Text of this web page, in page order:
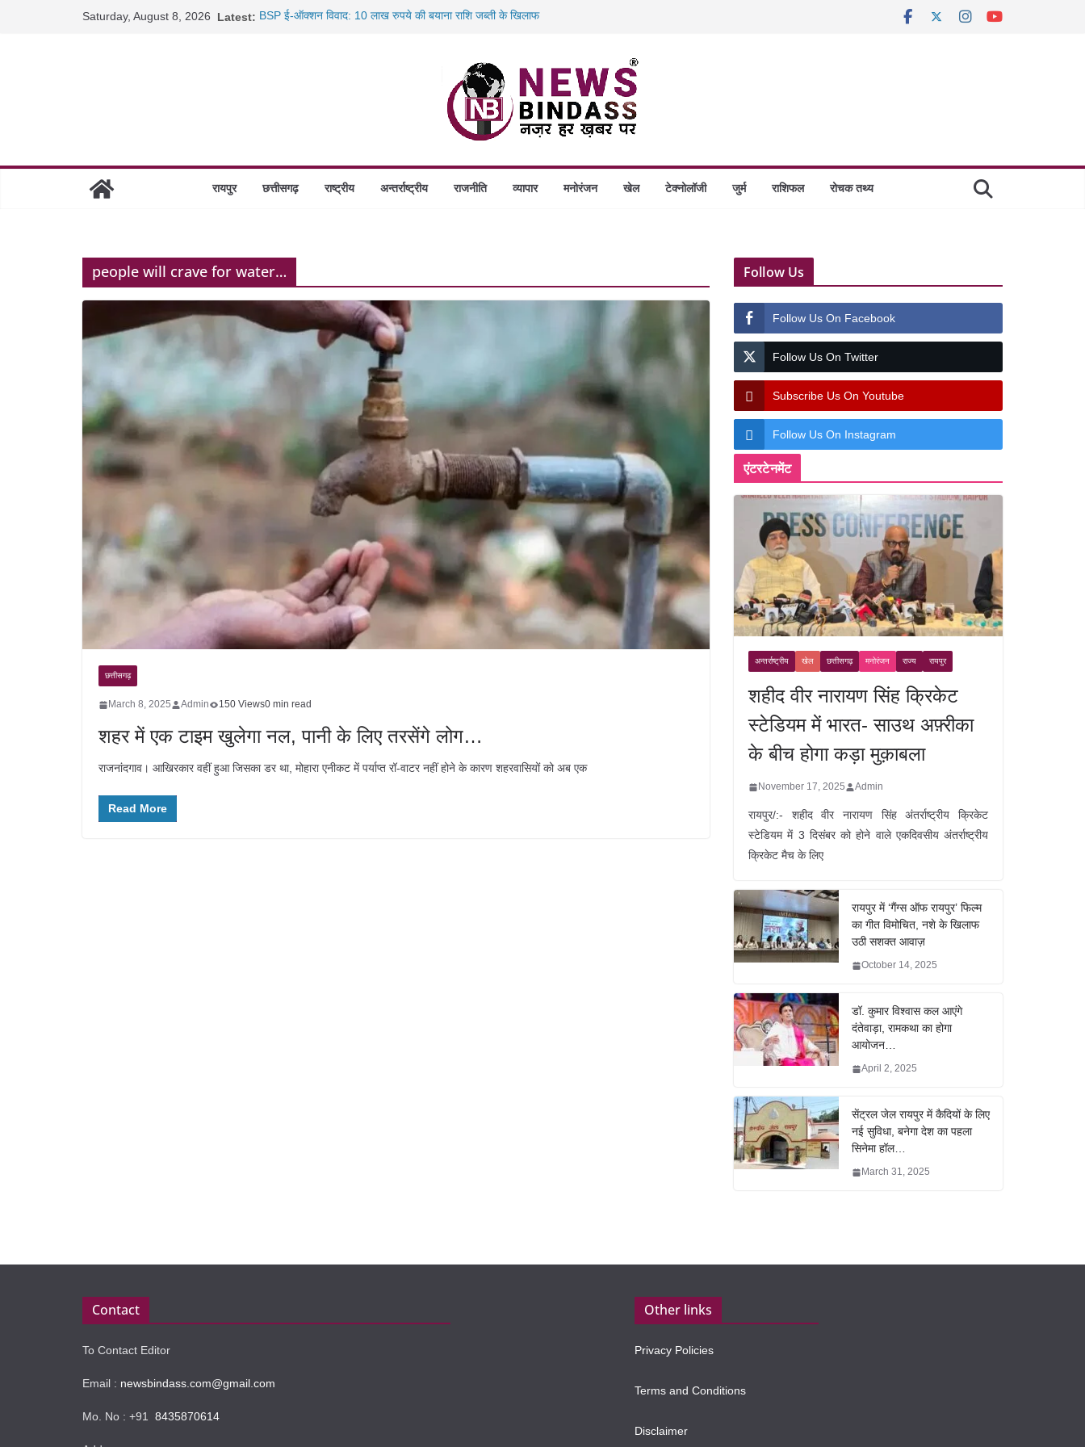
Saturday, August 8, 2026 Latest: BSP ई-ऑक्शन विवाद: 10 लाख रुपये की बयाना राशि जब्ती के खिलाफ
छत्तीसगढ़ में 1460 गोधाम होंगे स्थापित, हर विकासखंड के 10 उत्कृष्ट गोठानों
साइबर ठगी पर दुर्ग पुलिस का बड़ा एक्शन: 13 म्यूल बैंक खाताधारक गिरफ्तार
रायपुर छत्तीसगढ़ राष्ट्रीय अन्तर्राष्ट्रीय राजनीति व्यापार मनोरंजन खेल टेक्नोलॉजी जुर्म राशिफल रोचक तथ्य
people will crave for water…
छत्तीसगढ़
March 8, 2025 Admin 150 Views0 min read
शहर में एक टाइम खुलेगा नल, पानी के लिए तरसेंगे लोग…
राजनांदगाव। आखिरकार वहीं हुआ जिसका डर था, मोहारा एनीकट में पर्याप्त रॉ-वाटर नहीं होने के कारण शहरवासियों को अब एक
Read More
Follow Us
Follow Us On Facebook
Follow Us On Twitter
Subscribe Us On Youtube
Follow Us On Instagram
एंटरटेनमेंट
अन्तर्राष्ट्रीय खेल छत्तीसगढ़ मनोरंजन राज्य रायपुर
शहीद वीर नारायण सिंह क्रिकेट
स्टेडियम में भारत- साउथ अफ़्रीका
के बीच होगा कड़ा मुक़ाबला
November 17, 2025 Admin
रायपुर/:- शहीद वीर नारायण सिंह अंतर्राष्ट्रीय क्रिकेट
स्टेडियम में 3 दिसंबर को होने वाले एकदिवसीय अंतर्राष्ट्रीय
क्रिकेट मैच के लिए
रायपुर में ‘गैंग्स ऑफ रायपुर’ फिल्म
का गीत विमोचित, नशे के खिलाफ
उठी सशक्त आवाज़
October 14, 2025
डॉ. कुमार विश्वास कल आएंगे
दंतेवाड़ा, रामकथा का होगा
आयोजन…
April 2, 2025
सेंट्रल जेल रायपुर में कैदियों के लिए
नई सुविधा, बनेगा देश का पहला
सिनेमा हॉल…
March 31, 2025
Contact
To Contact Editor
Email : newsbindass.com@gmail.com
Mo. No : +91 8435870614
Other links
Privacy Policies
Terms and Conditions
Disclaimer